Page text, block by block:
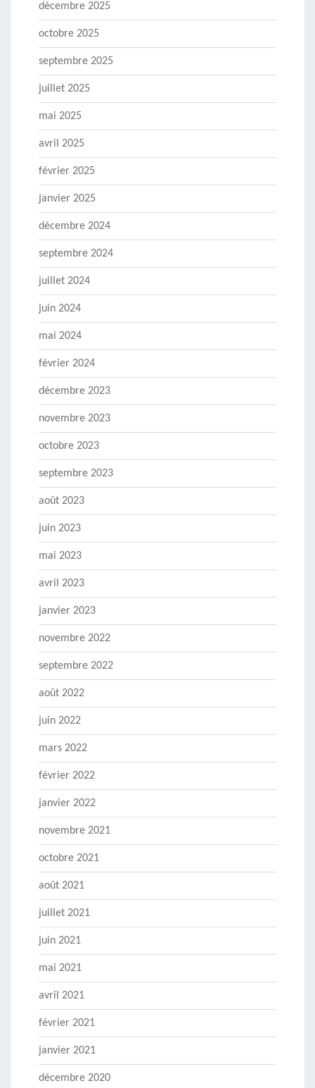
décembre 2025
octobre 2025
septembre 2025
juillet 2025
mai 2025
avril 2025
février 2025
janvier 2025
décembre 2024
septembre 2024
juillet 2024
juin 2024
mai 2024
février 2024
décembre 2023
novembre 2023
octobre 2023
septembre 2023
août 2023
juin 2023
mai 2023
avril 2023
janvier 2023
novembre 2022
septembre 2022
août 2022
juin 2022
mars 2022
février 2022
janvier 2022
novembre 2021
octobre 2021
août 2021
juillet 2021
juin 2021
mai 2021
avril 2021
février 2021
janvier 2021
décembre 2020